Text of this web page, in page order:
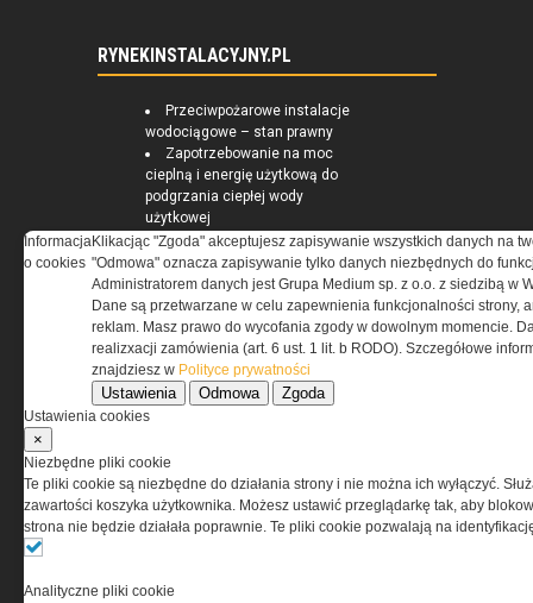
RYNEKINSTALACYJNY.PL
Przeciwpożarowe instalacje
wodociągowe – stan prawny
Zapotrzebowanie na moc
cieplną i energię użytkową do
podgrzania ciepłej wody
użytkowej
Pomieszczenia kotłowni
gazowych
ELEKTRO.INFO
WAGO 221 - teraz również w
Dlaczego warto wybrać
ogrzewanie...
Jak wybrać lampy wiszące do
domu?
Informacja
o cookies
Klikacjąc "Zgoda" akceptujesz zapisywanie wszystkich danych na
"Odmowa" oznacza zapisywanie tylko danych niezbędnych do
Administratorem danych jest Grupa Medium sp. z o.o. z siedzibą w
Dane są przetwarzane w celu zapewnienia funkcjonalności strony,
reklam. Masz prawo do wycofania zgody w dowolnym momencie.
realizxacji zamówienia (art. 6 ust. 1 lit. b RODO). Szczegółowe
znajdziesz w Polityce prywatności
Ustawienia Odmowa Zgoda
Ustawienia cookies
×
Niezbędne pliki cookie
Te pliki cookie są niezbędne do działania strony i nie można ich wyłączyć.
zawartości koszyka użytkownika. Możesz ustawić przeglądarkę tak, aby
strona nie będzie działała poprawnie. Te pliki cookie pozwalają na
Analityczne pliki cookie